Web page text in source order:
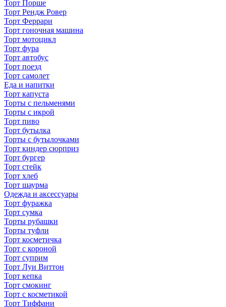
Торт Порше
Торт Рендж Ровер
Торт Феррари
Торт гоночная машина
Торт мотоцикл
Торт фура
Торт автобус
Торт поезд
Торт самолет
Еда и напитки
Торт капуста
Торты с пельменями
Торты с икрой
Торт пиво
Торт бутылка
Торты с бутылочками
Торт киндер сюрприз
Торт бургер
Торт стейк
Торт хлеб
Торт шаурма
Одежда и аксессуары
Торт фуражка
Торт сумка
Торты рубашки
Торты туфли
Торт косметичка
Торт с короной
Торт суприм
Торт Луи Виттон
Торт кепка
Торт смокинг
Торт с косметикой
Торт Тиффани